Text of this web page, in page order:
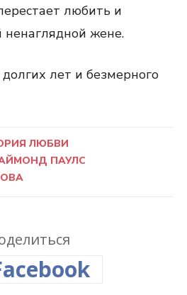
любить и
ненаглядной жене.
лет и безмерного
ЛЮБВИ
ПАУЛС